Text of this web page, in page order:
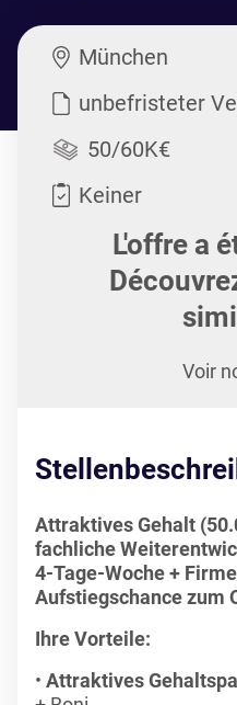
München
unbefristeter
50/60K€
Keiner
L'offre a
Voir
Attraktives Gehalt
fachliche
4-Tage-Woche +
Aufstiegschance zum
Ihre Vorteile:
Attraktives